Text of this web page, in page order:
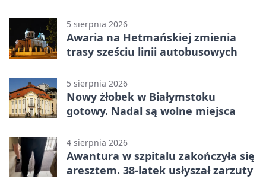
5 sierpnia 2026
Awaria na Hetmańskiej zmienia
trasy sześciu linii autobusowych
5 sierpnia 2026
Nowy żłobek w Białymstoku
gotowy. Nadal są wolne miejsca
4 sierpnia 2026
Awantura w szpitalu zakończyła się
aresztem. 38-latek usłyszał zarzuty